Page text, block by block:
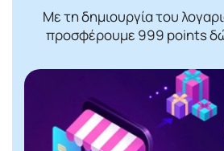
Με τη δημιουργία του
προσφέρουμε 999 points